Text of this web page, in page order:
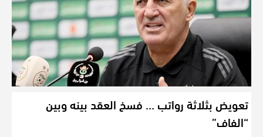
تعويض بثلاثة رواتب … فسخ العقد بينه وبين
“الفاف”